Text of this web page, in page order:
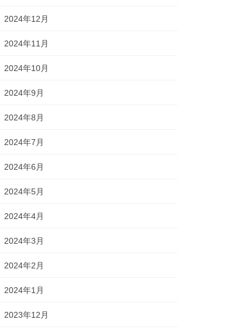
2024年12月
2024年11月
2024年10月
2024年9月
2024年8月
2024年7月
2024年6月
2024年5月
2024年4月
2024年3月
2024年2月
2024年1月
2023年12月